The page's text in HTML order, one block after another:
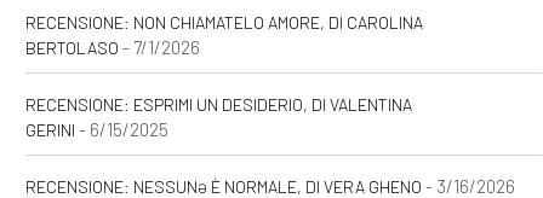
RECENSIONE: NON CHIAMATELO AMORE, DI CAROLINA
BERTOLASO - 7/1/2026
RECENSIONE: ESPRIMI UN DESIDERIO, DI VALENTINA
GERINI - 6/15/2025
RECENSIONE: NESSUNƏ È NORMALE, DI VERA GHENO - 3/16/2026